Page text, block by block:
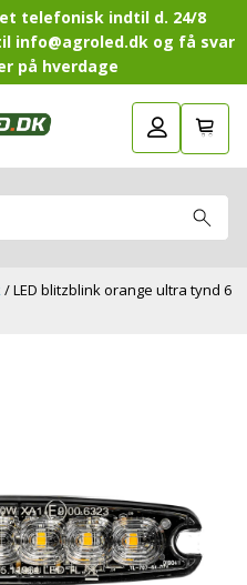
telefonisk indtil d. 24/8
info@agroled.dk og få svar
på hverdage
værkstedslys
relæer til traktor
egen LED-
værkstedslys
til traktor og
/ LED blitzblink orange ultra tynd 6